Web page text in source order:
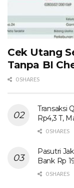
Cek Utang
Tanpa BI
0 SHARES
Transaksi
Rp4,3 T,
0 SHARES
Pasutri
Bank Rp
0 SHARES